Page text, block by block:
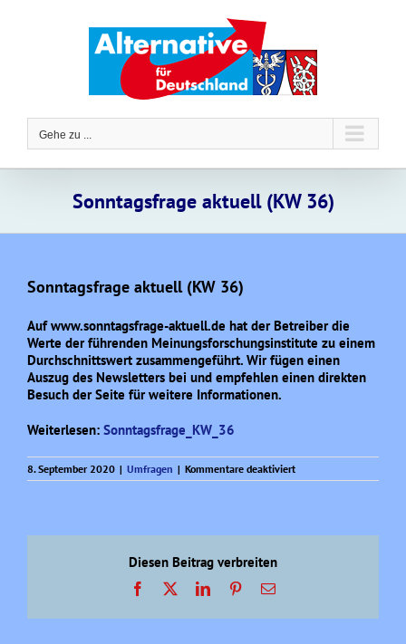
Gehe zu ...
Sonntagsfrage aktuell (KW 36)
Sonntagsfrage aktuell (KW 36)
Auf www.sonntagsfrage-aktuell.de hat der Betreiber die
Werte der führenden Meinungsforschungsinstitute zu einem
Durchschnittswert zusammengeführt. Wir fügen einen
Auszug des Newsletters bei und empfehlen einen direkten
Besuch der Seite für weitere Informationen.
Weiterlesen: Sonntagsfrage_KW_36
8. September 2020 | Umfragen | Kommentare deaktiviertfür
Sonntagsfrage
Diesen Beitrag verbreiten
Facebook LinkedInPinterest
E-